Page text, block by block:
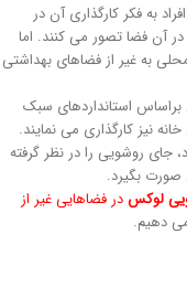
به فکر کارگذاری آن در
آن فضا تصور می کنند. اما
به غیر از فضاهای بهداشتی
استانداردهای سبک
نیز کارگذاری می نمایند.
جای روشویی را در نظر گرفته
بگیرد.
لوکسدر فضاهایی غیر از
دهیم.